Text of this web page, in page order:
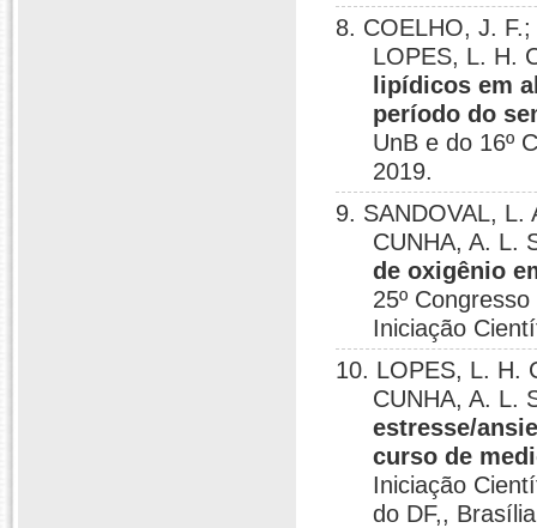
8. COELHO, J.
LOPES, L. H.
lipídicos em
período do
UnB e do 16º
2019.
9. SANDOVAL,
CUNHA, A. L.
de oxigênio
25º
Iniciação
10. LOPES, L. H.
CUNHA, A. L.
estresse/
curso de
Iniciação
do DF,,